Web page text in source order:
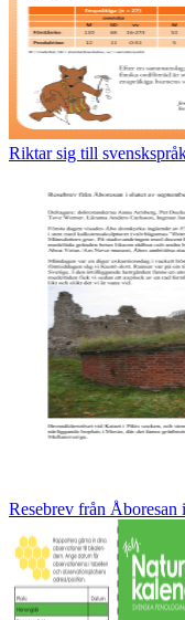
Riktar sig till
Resebrev från Åboresan